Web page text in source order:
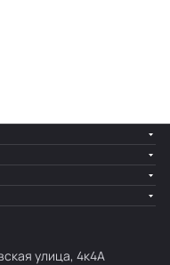
улица, 4к4А